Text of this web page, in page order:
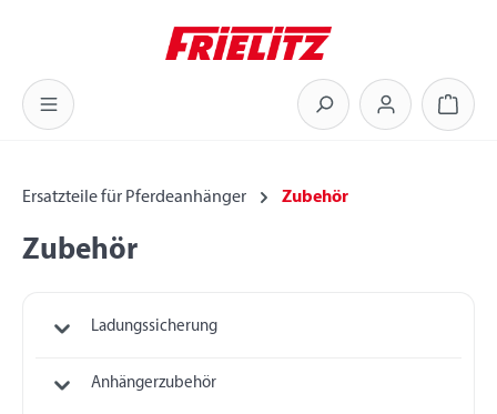
Zum Hauptinhalt springen
Ersatzteile für Pferdeanhänger Zubehör
Zubehör
Ladungssicherung
Anhängerzubehör